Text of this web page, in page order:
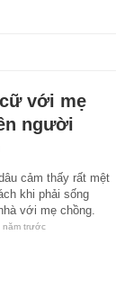
với mẹ
người
cảm thấy rất mệt
khi phải sống
với mẹ chồng.
năm trước